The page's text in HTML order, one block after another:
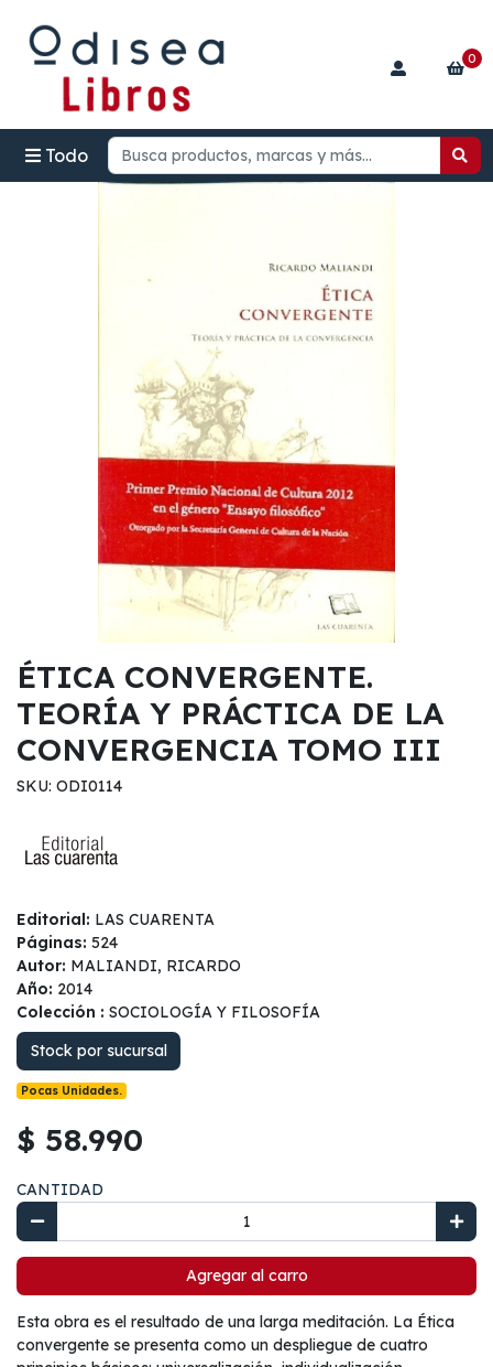
Todo
0
ÉTICA CONVERGENTE.
TEORÍA Y PRÁCTICA DE LA
CONVERGENCIA TOMO III
SKU: ODI0114
Editorial: LAS CUARENTA
Páginas: 524
Autor: MALIANDI, RICARDO
Año: 2014
Colección : SOCIOLOGÍA Y FILOSOFÍA
Stock por sucursal
Pocas Unidades.
$ 58.990
CANTIDAD
Agregar al carro
Esta obra es el resultado de una larga meditación. La Ética
convergente se presenta como un despliegue de cuatro